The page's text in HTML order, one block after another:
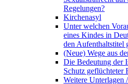
Regelungen?
Kirchenasyl
Unter welchen
eines Kindes in
den Aufenthaltstitel
(Neue) Wege aus
Die Bedeutung der
Schutz geflüchteter
Weitere Unterlagen